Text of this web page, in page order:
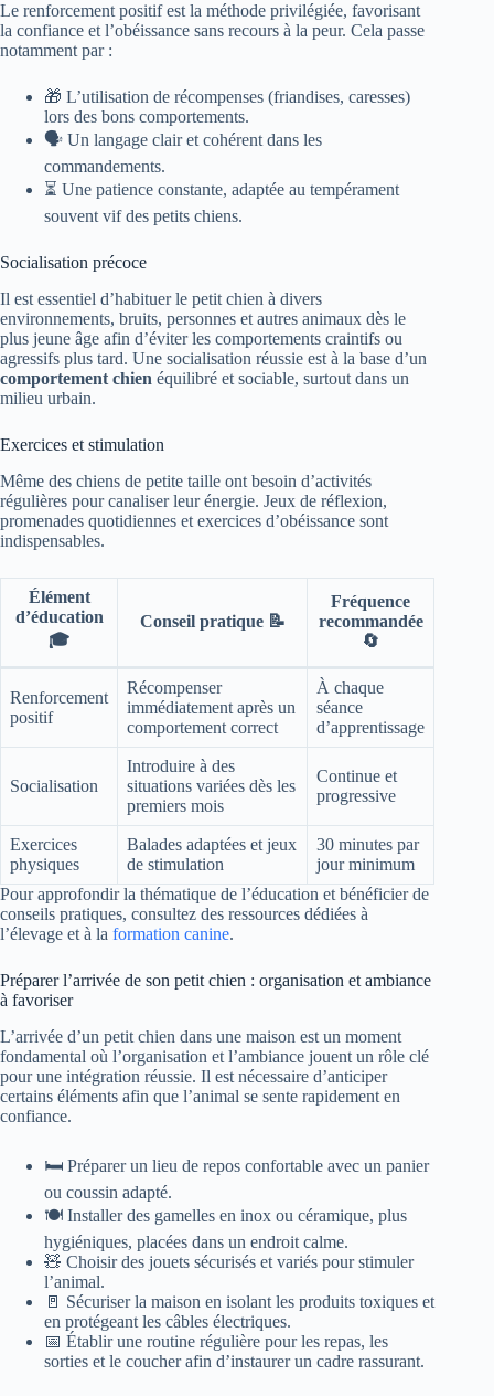
Le renforcement positif est la méthode privilégiée, favorisant
la confiance et l’obéissance sans recours à la peur. Cela passe
notamment par :
🎁 L’utilisation de récompenses (friandises, caresses)
lors des bons comportements.
🗣 Un langage clair et cohérent dans les
commandements.
⏳ Une patience constante, adaptée au tempérament
souvent vif des petits chiens.
Socialisation précoce
Il est essentiel d’habituer le petit chien à divers
environnements, bruits, personnes et autres animaux dès le
plus jeune âge afin d’éviter les comportements craintifs ou
agressifs plus tard. Une socialisation réussie est à la base d’un
comportement chien équilibré et sociable, surtout dans un
milieu urbain.
Exercices et stimulation
Même des chiens de petite taille ont besoin d’activités
régulières pour canaliser leur énergie. Jeux de réflexion,
promenades quotidiennes et exercices d’obéissance sont
indispensables.
Élément
d’éducation
🎓
Conseil pratique 📝
Fréquence
recommandée
🔄
Renforcement
positif
Récompenser
immédiatement après un
comportement correct
À chaque
séance
d’apprentissage
Socialisation
Introduire à des
situations variées dès les
premiers mois
Continue et
progressive
Exercices
physiques
Balades adaptées et jeux
de stimulation
30 minutes par
jour minimum
Pour approfondir la thématique de l’éducation et bénéficier de
conseils pratiques, consultez des ressources dédiées à
l’élevage et à la formation canine.
Préparer l’arrivée de son petit chien : organisation et ambiance
à favoriser
L’arrivée d’un petit chien dans une maison est un moment
fondamental où l’organisation et l’ambiance jouent un rôle clé
pour une intégration réussie. Il est nécessaire d’anticiper
certains éléments afin que l’animal se sente rapidement en
confiance.
🛏️ Préparer un lieu de repos confortable avec un panier
ou coussin adapté.
🍽️ Installer des gamelles en inox ou céramique, plus
hygiéniques, placées dans un endroit calme.
🧸 Choisir des jouets sécurisés et variés pour stimuler
l’animal.
🚪 Sécuriser la maison en isolant les produits toxiques et
en protégeant les câbles électriques.
📅 Établir une routine régulière pour les repas, les
sorties et le coucher afin d’instaurer un cadre rassurant.